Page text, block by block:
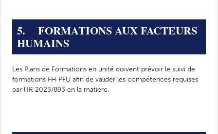
5. FORMATIONS AUX FACTEURS
HUMAINS
Les Plans de Formations en unité doivent prévoir le suivi de
formations FH PFU afin de valider les compétences requises
par l'IR 2023/893 en la matière.